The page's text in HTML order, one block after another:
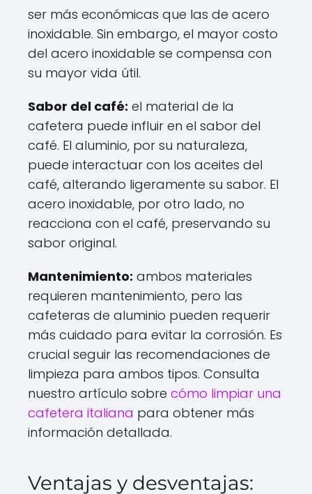
ser más económicas que las de acero
inoxidable. Sin embargo, el mayor costo
del acero inoxidable se compensa con
su mayor vida útil.
Sabor del café: el material de la
cafetera puede influir en el sabor del
café. El aluminio, por su naturaleza,
puede interactuar con los aceites del
café, alterando ligeramente su sabor. El
acero inoxidable, por otro lado, no
reacciona con el café, preservando su
sabor original.
Mantenimiento: ambos materiales
requieren mantenimiento, pero las
cafeteras de aluminio pueden requerir
más cuidado para evitar la corrosión. Es
crucial seguir las recomendaciones de
limpieza para ambos tipos. Consulta
nuestro artículo sobre cómo limpiar una
cafetera italiana para obtener más
información detallada.
Ventajas y desventajas: